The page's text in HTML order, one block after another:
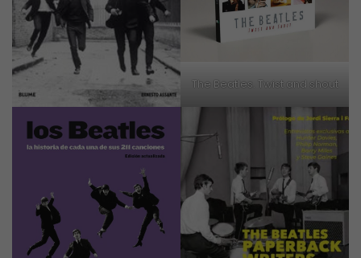
The Beatles. Twist and shout